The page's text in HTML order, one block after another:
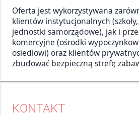
Oferta jest wykorzystywana
klientów instytucjonalnych
jednostki samorządowe), jak i
komercyjne (ośrodki
osiedlowi) oraz klientów
zbudować bezpieczną strefę
KONTAKT